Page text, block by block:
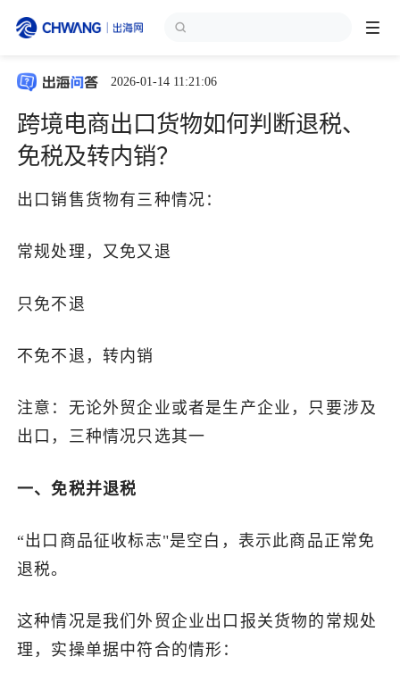
跨境展会
出海服务
出海资讯
跨境报告
了解出海网
2026-01-14 11:21:06
跨境电商出口货物如何判断退税、
免税及转内销？
出口销售货物有三种情况：
常规处理，又免又退
只免不退
不免不退，转内销
注意：无论外贸企业或者是生产企业，只要涉及
出口，三种情况只选其一
一、免税并退税
“出口商品征收标志"是空白，表示此商品正常免
退税。
这种情况是我们外贸企业出口报关货物的常规处
理，实操单据中符合的情形：